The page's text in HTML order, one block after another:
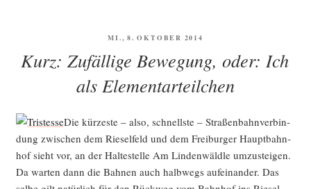
le,
schaft
als
Wett­
kampf“
VERÖFFENTLICHT
MI., 8. OKTOBER 2014
Kurz: Zufällige Bewegung, oder: Ich
als Elementarteilchen
Die kür­zes­te – also, schnells­te – Stra­ßen­bahn­ver­bin­
dung zwi­schen dem Rie­sel­feld und dem Frei­bur­ger Haupt­bahn­
hof sieht vor, an der Hal­te­stel­le Am Lin­den­wäld­le umzu­stei­gen.
Da war­ten dann die Bah­nen auch halb­wegs auf­ein­an­der. Das